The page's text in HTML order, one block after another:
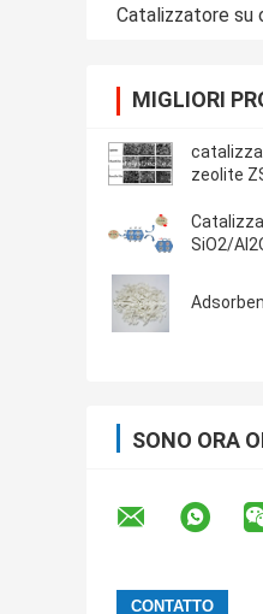
Catalizzatore su
MIGLIORI
zeolite
SiO2/
SONO ORA